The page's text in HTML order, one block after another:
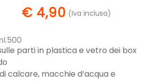
€ 4,90 (Iva inclusa)
parti in plastica e vetro dei box
calcare, macchie d’acqua e